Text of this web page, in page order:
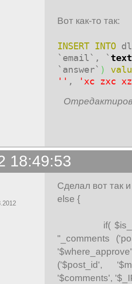
Вот как-то так:
INSERT INTO
`email`, ` text
`answer` )
'' , 'xc zxc
18:49:53
Сделал вот так
else {
if(
"_comments
('$post_id',
'$comments',